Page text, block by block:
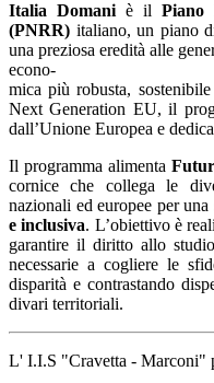
Italia Domani è il Piano
(PNRR) italiano, un piano
una preziosa eredità alle
econo-
mica più robusta,
Next Generation EU, il
dall’Unione Europea e
Il programma alimenta
cornice che collega le
nazionali ed europee per una
e inclusiva. L’obiettivo è
garantire il diritto allo
necessarie a cogliere le
disparità e contrastando
divari territoriali.
L' I.I.S "Cravetta - Marconi"